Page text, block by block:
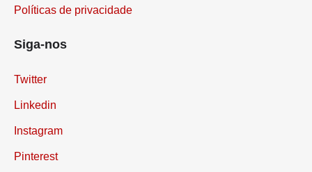
Políticas de privacidade
Siga-nos
Twitter
Linkedin
Instagram
Pinterest